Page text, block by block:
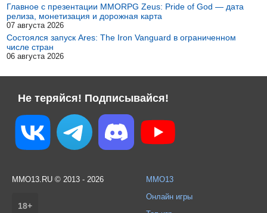
Главное с презентации MMORPG Zeus: Pride of God — дата
релиза, монетизация и дорожная карта
07 августа 2026
Состоялся запуск Ares: The Iron Vanguard в ограниченном
числе стран
06 августа 2026
Не теряйся! Подписывайся!
MMO13.RU © 2013 - 2026
18+
MMO13
Онлайн игры